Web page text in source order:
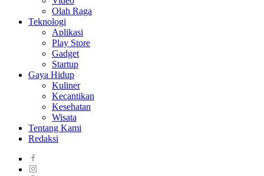
Olah Raga
Teknologi
Aplikasi
Play Store
Gadget
Startup
Gaya Hidup
Kuliner
Kecantikan
Kesehatan
Wisata
Tentang Kami
Redaksi